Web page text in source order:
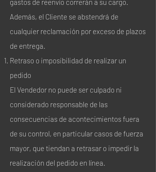
Además, el Cliente se abstendrá de
cualquier reclamación por exceso de plazos
de entrega.
Retraso o imposibilidad de realizar un
pedido
El Vendedor no puede ser culpado ni
considerado responsable de las
consecuencias de acontecimientos fuera
de su control, en particular casos de fuerza
mayor, que tiendan a retrasar o impedir la
realización del pedido en línea.